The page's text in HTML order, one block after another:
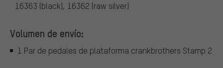
16363 (black), 16362 (raw silver)
Volumen de envío:
1 Par de pedales de plataforma crankbrothers Stamp 2